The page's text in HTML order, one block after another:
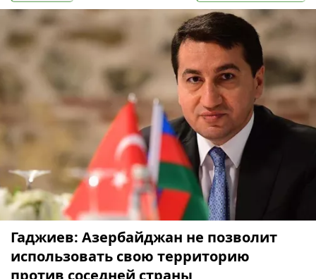
Гаджиев: Азербайджан не позволит
использовать свою территорию